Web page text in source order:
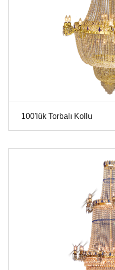
100'lük Torbalı Kollu